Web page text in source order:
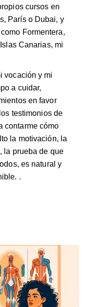
cursos en
París o Dubai, y
Formentera,
Canarias, mi
vocación y mi
a cuidar,
en favor
testimonios de
contarme cómo
la motivación, la
la prueba de que
es natural y
.